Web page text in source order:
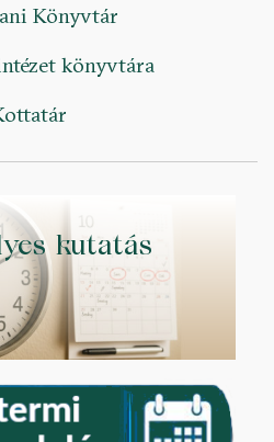
Könyvtár
könyvtára
kutatás